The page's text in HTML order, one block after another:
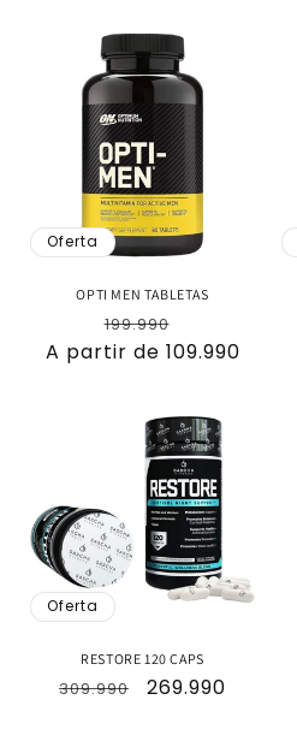
oferta
Oferta
OPTI MEN TABLETAS
Precio
habitual
199.990
de
A partir de 109.990
Oferta
RESTORE 120 CAPS
Precio
309.990
Precio
269.990